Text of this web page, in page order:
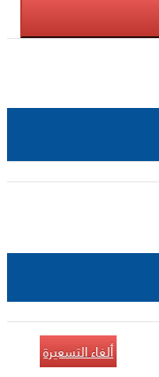
ألغاء التسعيرة